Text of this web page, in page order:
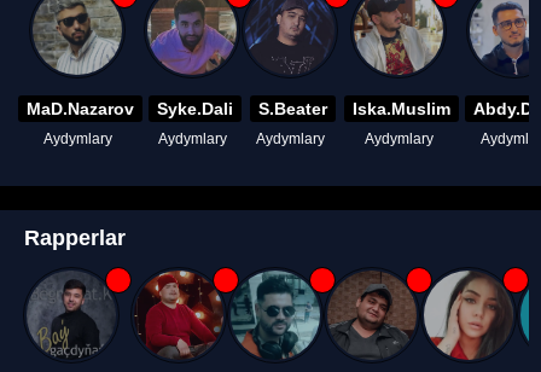
MaD.Nazarov
Aydymlary
Syke.Dali
Aydymlary
S.Beater
Aydymlary
Iska.Muslim
Aydymlary
Rapperlar